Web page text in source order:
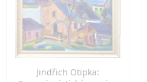
Jindřich Otipka: